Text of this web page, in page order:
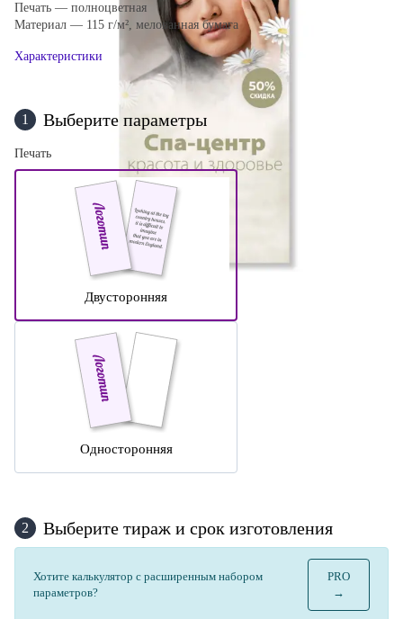
Печать — полноцветная
Материал — 115 г/м², мелованная бумага
Характеристики
1 Выберите параметры
Печать
Двусторонняя
Односторонняя
2 Выберите тираж и срок изготовления
Хотите калькулятор с расширенным набором
параметров?
PRO
→